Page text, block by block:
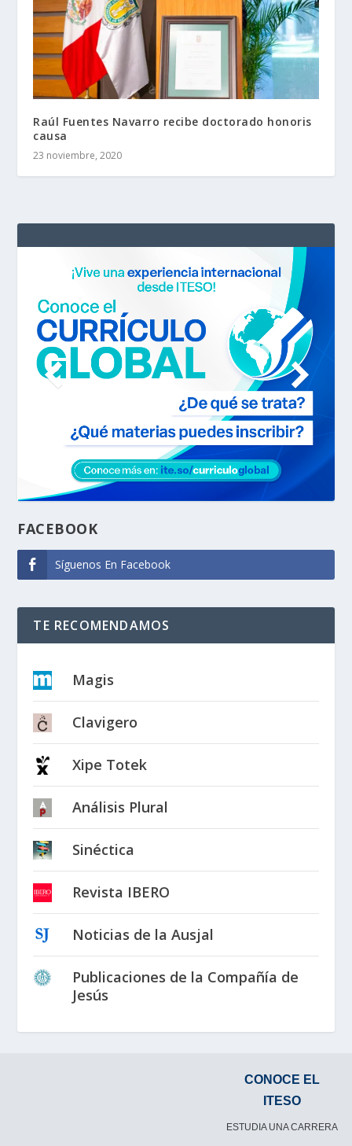
Raúl Fuentes Navarro recibe doctorado honoris
causa
23 noviembre, 2020
FACEBOOK
Síguenos En Facebook
TE RECOMENDAMOS
Magis
Clavigero
Xipe Totek
Análisis Plural
Sinéctica
Revista IBERO
Noticias de la Ausjal
Publicaciones de la Compañía de
Jesús
CONOCE EL
ITESO
ESTUDIA UNA CARRERA